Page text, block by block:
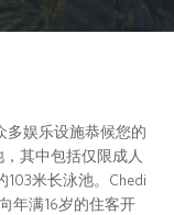
多娱乐设施恭候您的
其中包括仅限成人
103米长泳池。Chedi
年满16岁的住客开